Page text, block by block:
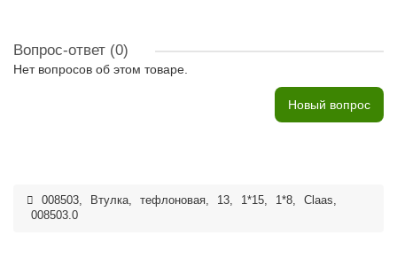
Вопрос-ответ (0)
Нет вопросов об этом товаре.
Новый вопрос
008503, Втулка, тефлоновая, 13, 1*15, 1*8, Claas,
008503.0